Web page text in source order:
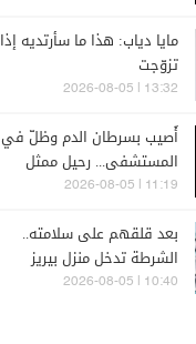
مايا دياب: هذا ما سأرتديه إذا
تزوّجت
13:32 | 2026-08-05
أُصيب بسرطان الدم وظلّ في
المستشفى... رحيل ممثل
مُخضرم عن 74 عاماً
11:19 | 2026-08-05
بعد قلقهم على سلامته..
الشرطة تدخل منزل بيريز
هيلتون
10:40 | 2026-08-05